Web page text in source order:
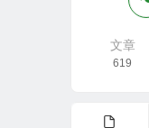
文章
619